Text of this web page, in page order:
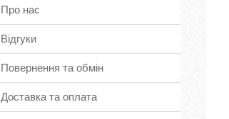
Про нас
Відгуки
Повернення та обмін
Доставка та оплата